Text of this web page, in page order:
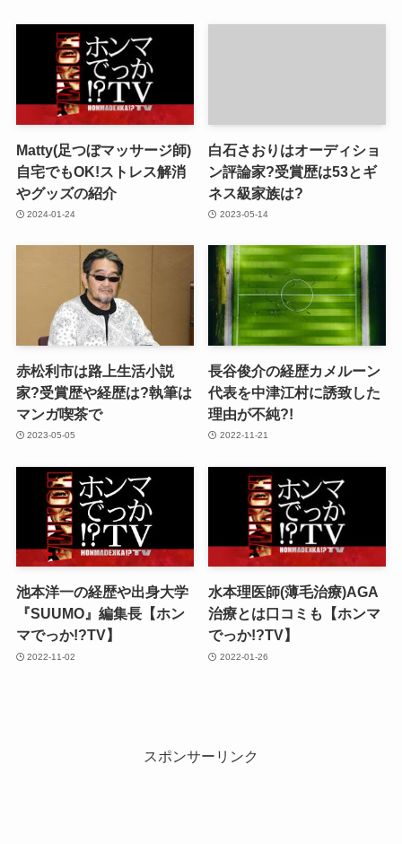
Matty(足つぼマッサージ師)
自宅でもOK!ストレス解消
やグッズの紹介
2024-01-24
白石さおりはオーディショ
ン評論家?受賞歴は53とギ
ネス級家族は?
2023-05-14
赤松利市は路上生活小説
家?受賞歴や経歴は?執筆は
マンガ喫茶で
2023-05-05
長谷俊介の経歴カメルーン
代表を中津江村に誘致した
理由が不純?!
2022-11-21
池本洋一の経歴や出身大学
『SUUMO』編集長【ホン
マでっか!?TV】
2022-11-02
水本理医師(薄毛治療)AGA
治療とは口コミも【ホンマ
でっか!?TV】
2022-01-26
スポンサーリンク